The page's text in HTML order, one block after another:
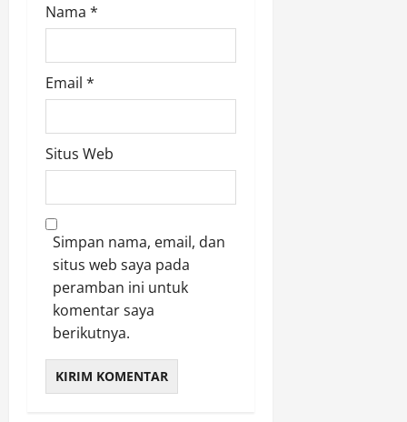
Nama *
Email *
Situs Web
Simpan nama, email, dan
situs web saya pada
peramban ini untuk
komentar saya
berikutnya.